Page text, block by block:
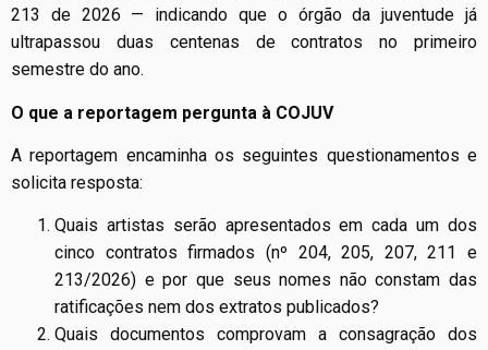
213 de 2026 — indicando que o órgão da juventude já
ultrapassou duas centenas de contratos no primeiro
semestre do ano.
O que a reportagem pergunta à COJUV
A reportagem encaminha os seguintes questionamentos e
solicita resposta:
Quais artistas serão apresentados em cada um dos
cinco contratos firmados (nº 204, 205, 207, 211 e
213/2026) e por que seus nomes não constam das
ratificações nem dos extratos publicados?
Quais documentos comprovam a consagração dos